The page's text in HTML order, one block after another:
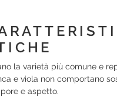
la varietà più comune e
e viola non comportano
e aspetto.